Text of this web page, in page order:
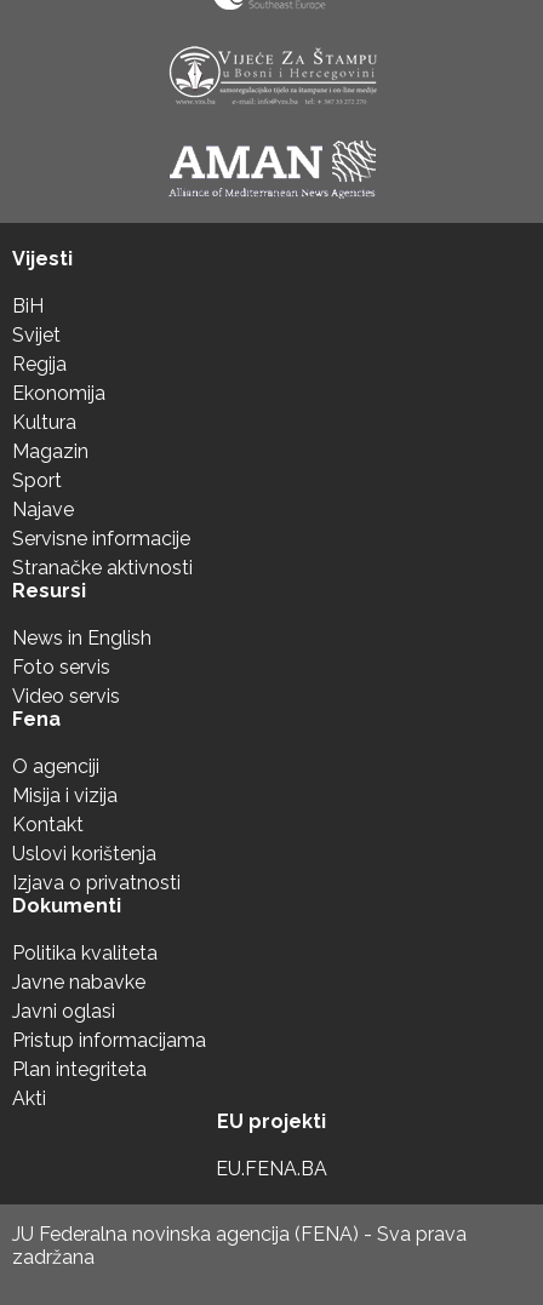
Vijesti
BiH
Svijet
Regija
Ekonomija
Kultura
Magazin
Sport
Najave
Servisne informacije
Stranačke aktivnosti
Resursi
News in English
Foto servis
Video servis
Fena
O agenciji
Misija i vizija
Kontakt
Uslovi korištenja
Izjava o privatnosti
Dokumenti
Politika kvaliteta
Javne nabavke
Javni oglasi
Pristup informacijama
Plan integriteta
Akti
EU projekti
EU.FENA.BA
JU Federalna novinska agencija (FENA) - Sva prava
zadržana